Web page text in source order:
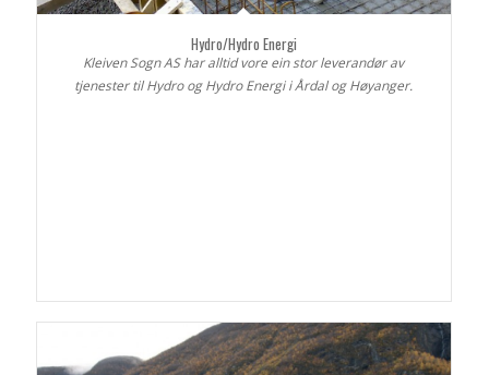
Hydro/Hydro Energi
Kleiven Sogn AS har alltid vore ein stor leverandør av
tjenester til Hydro og Hydro Energi i Årdal og Høyanger.